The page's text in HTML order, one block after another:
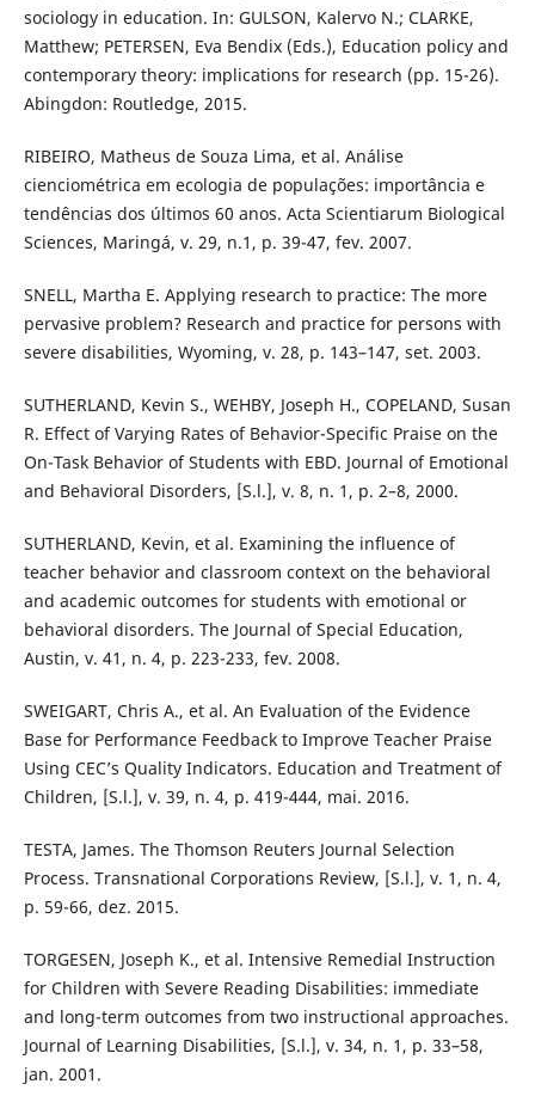
sociology in education. In: GULSON, Kalervo N.; CLARKE,
Matthew; PETERSEN, Eva Bendix (Eds.), Education policy and
contemporary theory: implications for research (pp. 15-26).
Abingdon: Routledge, 2015.
RIBEIRO, Matheus de Souza Lima, et al. Análise
cienciométrica em ecologia de populações: importância e
tendências dos últimos 60 anos. Acta Scientiarum Biological
Sciences, Maringá, v. 29, n.1, p. 39-47, fev. 2007.
SNELL, Martha E. Applying research to practice: The more
pervasive problem? Research and practice for persons with
severe disabilities, Wyoming, v. 28, p. 143–147, set. 2003.
SUTHERLAND, Kevin S., WEHBY, Joseph H., COPELAND, Susan
R. Effect of Varying Rates of Behavior-Specific Praise on the
On-Task Behavior of Students with EBD. Journal of Emotional
and Behavioral Disorders, [S.l.], v. 8, n. 1, p. 2–8, 2000.
SUTHERLAND, Kevin, et al. Examining the influence of
teacher behavior and classroom context on the behavioral
and academic outcomes for students with emotional or
behavioral disorders. The Journal of Special Education,
Austin, v. 41, n. 4, p. 223-233, fev. 2008.
SWEIGART, Chris A., et al. An Evaluation of the Evidence
Base for Performance Feedback to Improve Teacher Praise
Using CEC’s Quality Indicators. Education and Treatment of
Children, [S.l.], v. 39, n. 4, p. 419-444, mai. 2016.
TESTA, James. The Thomson Reuters Journal Selection
Process. Transnational Corporations Review, [S.l.], v. 1, n. 4,
p. 59-66, dez. 2015.
TORGESEN, Joseph K., et al. Intensive Remedial Instruction
for Children with Severe Reading Disabilities: immediate
and long-term outcomes from two instructional approaches.
Journal of Learning Disabilities, [S.l.], v. 34, n. 1, p. 33–58,
jan. 2001.